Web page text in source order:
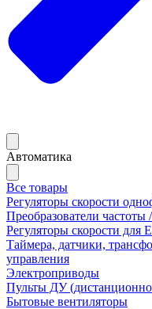
Автоматика
Все товары
Регуляторы скорости
Преобразователи частоты
Регуляторы скорости для
Таймера, датчики,
управления
Электроприводы
Пульты ДУ
Бытовые вентиляторы